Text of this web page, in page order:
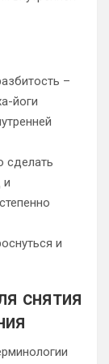
–
йоги
сделать
и
и
снятия